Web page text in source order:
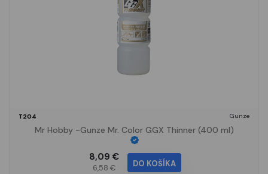
T204 Gunze
Mr Hobby -Gunze Mr. Color GGX Thinner (400 ml)
8,09 €
6,58 € DO KOŠÍKA